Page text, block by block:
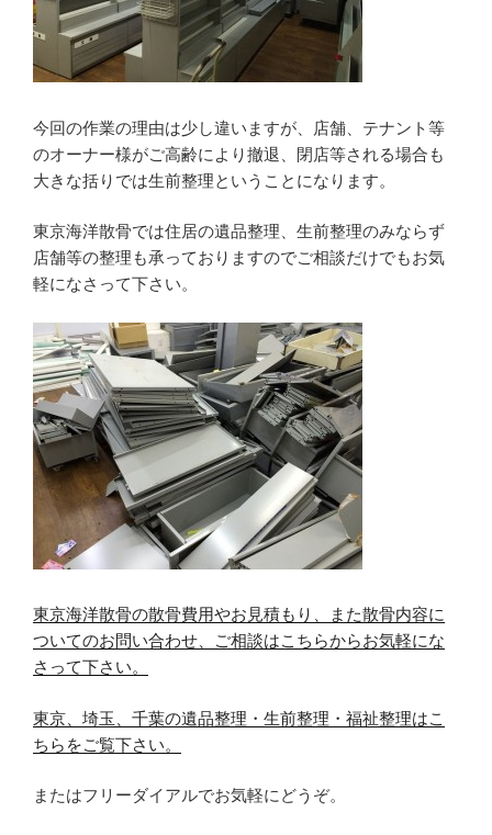
今回の作業の理由は少し違いますが、店舗、テナント等
のオーナー様がご高齢により撤退、閉店等される場合も
大きな括りでは生前整理ということになります。
東京海洋散骨では住居の遺品整理、生前整理のみならず
店舗等の整理も承っておりますのでご相談だけでもお気
軽になさって下さい。
東京海洋散骨の散骨費用やお見積もり、また散骨内容に
ついてのお問い合わせ、ご相談はこちらからお気軽にな
さって下さい。
東京、埼玉、千葉の遺品整理・生前整理・福祉整理はこ
ちらをご覧下さい。
またはフリーダイアルでお気軽にどうぞ。